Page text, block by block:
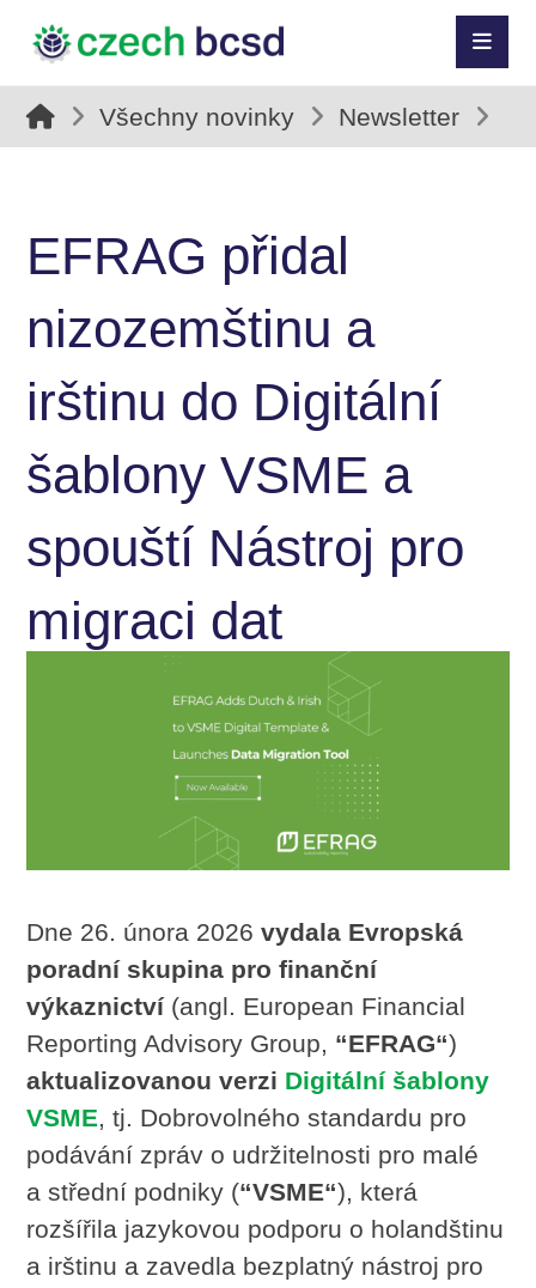
Všechny novinky Newsletter
EFRAG přidal
nizozemštinu a
irštinu do Digitální
šablony VSME a
spouští Nástroj pro
migraci dat
Dne 26. února 2026vydala Evropská
poradní skupina pro finanční
výkaznictví(angl. European Financial
Reporting Advisory Group, “EFRAG“)
aktualizovanou verzi Digitální šablony
VSME, tj. Dobrovolného standardu pro
podávání zpráv o udržitelnosti pro malé
a střední podniky (“VSME“), která
rozšířila jazykovou podporu o holandštinu
a irštinu a zavedla bezplatný nástroj pro